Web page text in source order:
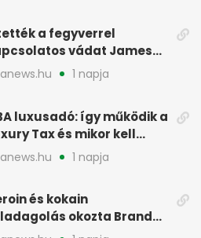
a fegyverrel
vádat James
ellen Texasban
1 napja
luxusadó: így működik a
Tax és mikor kell
1 napja
és kokain
okozta Brandon
halálát